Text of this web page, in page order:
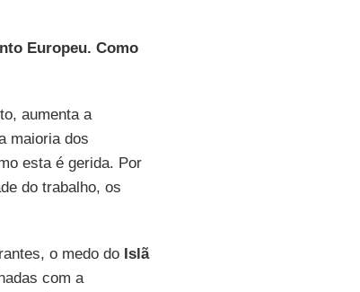
Europeu. Como
aumenta a
maioria dos
esta é gerida. Por
do trabalho, os
o medo do Islã
com a